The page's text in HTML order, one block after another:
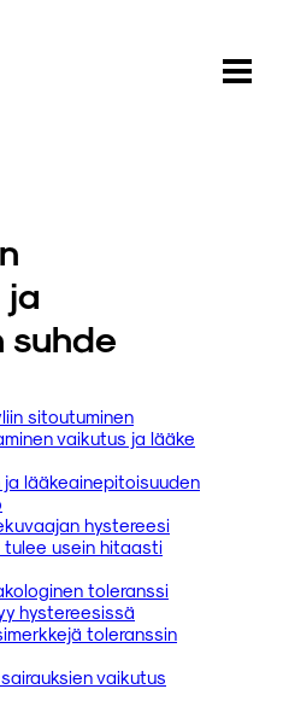
ja
suhde
sitoutuminen
vaikutus ja lääke​
lääkeainepitoisuuden
hystereesi
tulee usein hitaasti
toleranssi
hystereesissä
toleranssin
vaikutus